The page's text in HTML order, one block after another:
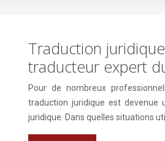
Traduction
traducteur expert
Pour de nombreux
traduction juridique est devenue
juridique. Dans quelles situations